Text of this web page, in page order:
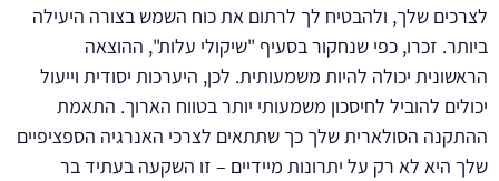
לצרכים שלך, ולהבטיח לך לרתום את כוח השמש בצורה היעילה
ביותר. זכרו, כפי שנחקור בסעיף "שיקולי עלות", ההוצאה
הראשונית יכולה להיות משמעותית. לכן, היערכות יסודית וייעול
יכולים להוביל לחיסכון משמעותי יותר בטווח הארוך. התאמת
ההתקנה הסולארית שלך כך שתתאים לצרכי האנרגיה הספציפיים
שלך היא לא רק על יתרונות מיידיים – זו השקעה בעתיד בר